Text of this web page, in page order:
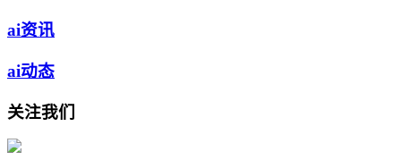
ai资讯
ai动态
关注我们